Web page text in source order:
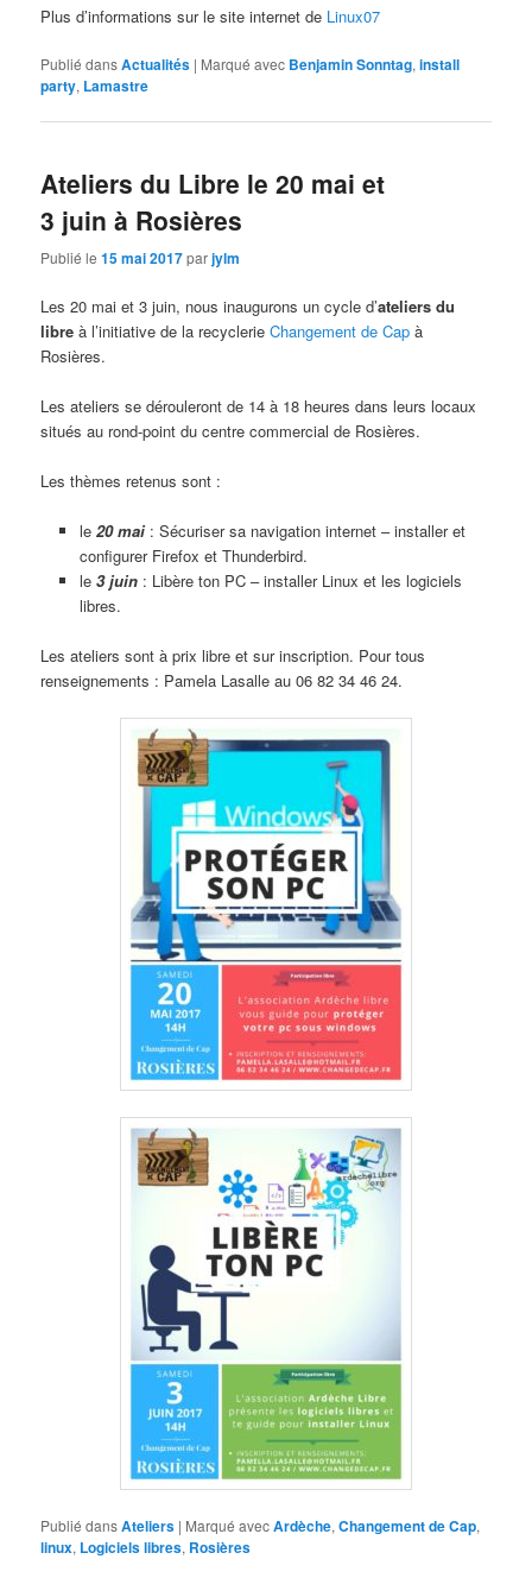
Plus d’informations sur le site internet de Linux07
Publié dansActualités | Marqué avec Benjamin Sonntag,install
party, Lamastre
Ateliers du Libre le 20 mai et
3 juin à Rosières
Publié le15 mai 2017parjylm
Les 20 mai et 3 juin, nous inaugurons un cycle d’ateliers du
libre à l’initiative de la recyclerieChangement de Cap à
Rosières.
Les ateliers se dérouleront de 14 à 18 heures dans leurs locaux
situés au rond-point du centre commercial de Rosières.
Les thèmes retenus sont :
le 20 mai: Sécuriser sa navigation internet – installer et
configurer Firefox et Thunderbird.
le 3 juin: Libère ton PC – installer Linux et les logiciels
libres.
Les ateliers sont à prix libre et sur inscription. Pour tous
renseignements : Pamela Lasalle au 06 82 34 46 24.
Publié dansAteliers | Marqué avecArdèche,Changement de Cap,
linux, Logiciels libres, Rosières